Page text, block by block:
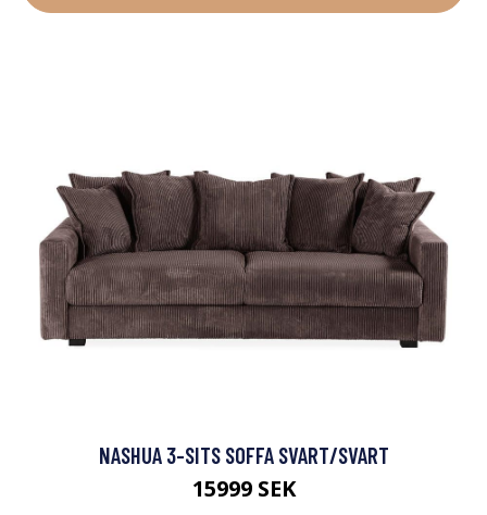
NASHUA 3-SITS SOFFA SVART/SVART
15999 SEK